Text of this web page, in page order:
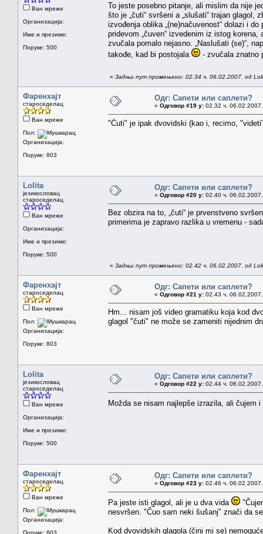
Ван мреже
Организација:
Име и презиме:
Поруке: 500
To jeste posebno pitanje, ali mislim da nije
što je „čuti“ svršeni a „slušati“ trajan
izvođenja oblika „(ne)načuvenost“ dolazi i
pridevom „čuven“ izvedenim iz istog
zvučala pomalo nejasno. „Naslušati (se)“,
takođe, kad bi postojala
- zvučala znatno
« Задњи пут промењено: 02.34 ч. 06.02.2007. од
Фаренхајт
староседелац
Ван мреже
Пол:
Организација:
Поруке: 803
Одг: Сапети или саплети?
« Одговор #19 у: 02.32 ч.
"Čuti" je ipak dvovidski (kao i, recimo,
Lolita
језикословац
староседелац
Ван мреже
Организација:
Име и презиме:
Поруке: 500
Одг: Сапети или саплети?
« Одговор #20 у: 02.40 ч.
Bez obzira na to, „čuti“ je prvenstveno
primerima je zapravo razlika u vremenu -
« Задњи пут промењено: 02.42 ч. 06.02.2007. од
Фаренхајт
староседелац
Ван мреже
Пол:
Организација:
Поруке: 803
Одг: Сапети или саплети?
« Одговор #21 у: 02.43 ч.
Hm... nisam još video gramatiku koja kod
glagol "čuti" ne može se zameniti nijednim
Lolita
језикословац
староседелац
Ван мреже
Организација:
Име и презиме:
Поруке: 500
Одг: Сапети или саплети?
« Одговор #22 у: 02.44 ч.
Možda se nisam najlepše izrazila, ali
Фаренхајт
староседелац
Ван мреже
Пол:
Организација:
Поруке: 803
Одг: Сапети или саплети?
« Одговор #23 у: 02.46 ч.
Pa jeste isti glagol, ali je u dva vida
nesvršen. "Čuo sam neki šušanj" znači da
Kod dvovidskih glagola (čini mi se)